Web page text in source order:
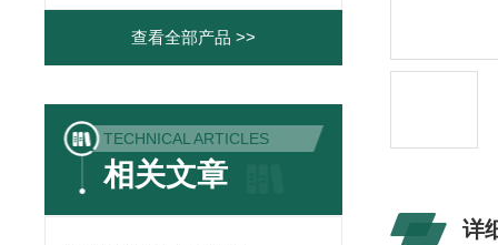
查看全部产品 >>
TECHNICAL ARTICLES
相关文章
详